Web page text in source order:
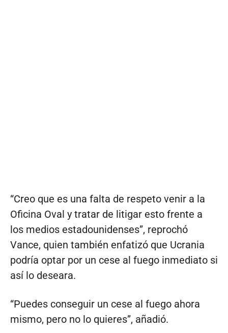
“Creo que es una falta de respeto venir a la
Oficina Oval y tratar de litigar esto frente a
los medios estadounidenses”, reprochó
Vance, quien también enfatizó que Ucrania
podría optar por un cese al fuego inmediato si
así lo deseara.
“Puedes conseguir un cese al fuego ahora
mismo, pero no lo quieres”, añadió.